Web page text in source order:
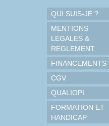
QUI SUIS-JE ?
MENTIONS
LEGALES &
REGLEMENT
FINANCEMENTS
CGV
QUALIOPI
FORMATION ET
HANDICAP